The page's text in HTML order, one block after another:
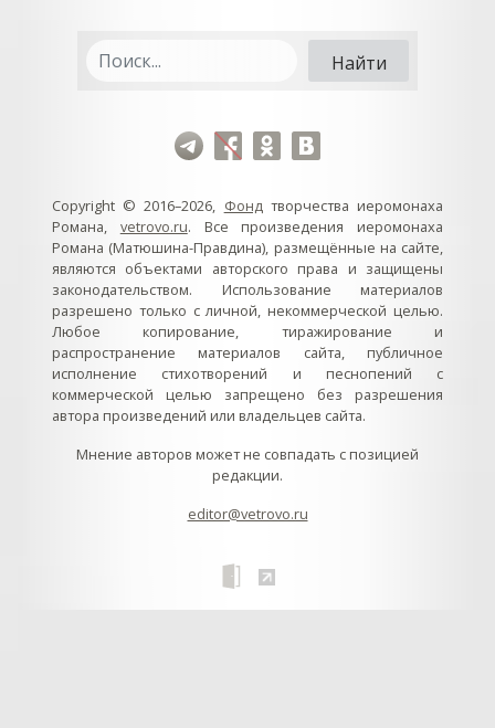
Copyright © 2016–2026, Фондтворчества иеромонаха
Романа, vetrovo.ru. Все произведения иеромонаха
Романа (Матюшина-Правдина), размещённые на сайте,
являются объектами авторского права и защищены
законодательством. Использование материалов
разрешено только с личной, некоммерческой целью.
Любое копирование, тиражирование и
распространение материалов сайта, публичное
исполнение стихотворений и песнопений с
коммерческой целью запрещено без разрешения
автора произведений или владельцев сайта.
Мнение авторов может не совпадать с позицией
редакции.
editor@vetrovo.ru